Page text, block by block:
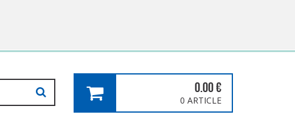
0.00€
0 ARTICLE